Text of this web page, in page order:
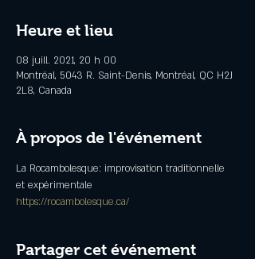
Heure et lieu
08 juill. 2021, 20 h 00
Montréal, 5043 R. Saint-Denis, Montréal, QC H2J
2L8, Canada
À propos de l'événement
La Rocambolesque: improvisation traditionnelle
et expérimentale
https://rocambolesque.ca/
Partager cet événement